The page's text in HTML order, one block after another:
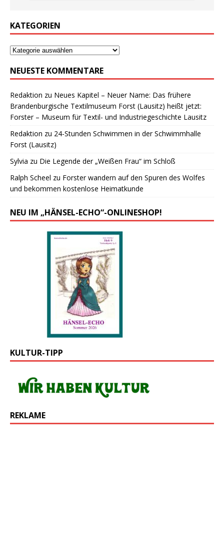
KATEGORIEN
NEUESTE KOMMENTARE
Redaktion zu Neues Kapitel – Neuer Name: Das frühere
Brandenburgische Textilmuseum Forst (Lausitz) heißt jetzt:
Forster – Museum für Textil- und Industriegeschichte Lausitz
Redaktion zu 24-Stunden Schwimmen in der Schwimmhalle
Forst (Lausitz)
Sylvia zu Die Legende der „Weißen Frau“ im Schloß
Ralph Scheel zu Forster wandern auf den Spuren des Wolfes
und bekommen kostenlose Heimatkunde
NEU IM „HÄNSEL-ECHO“-ONLINESHOP!
KULTUR-TIPP
REKLAME